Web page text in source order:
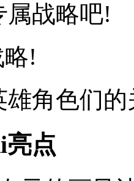
属战略吧!
!
角色们的
点